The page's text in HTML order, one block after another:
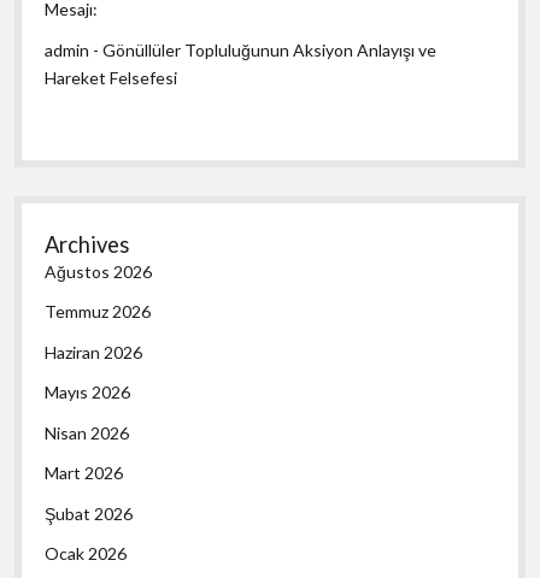
Mesajı:
admin -Gönüllüler Topluluğunun Aksiyon Anlayışı ve
Hareket Felsefesi
Archives
Ağustos 2026
Temmuz 2026
Haziran 2026
Mayıs 2026
Nisan 2026
Mart 2026
Şubat 2026
Ocak 2026